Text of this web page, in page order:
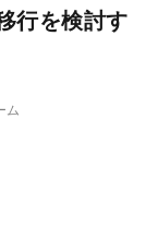
究
行を検討す
ム